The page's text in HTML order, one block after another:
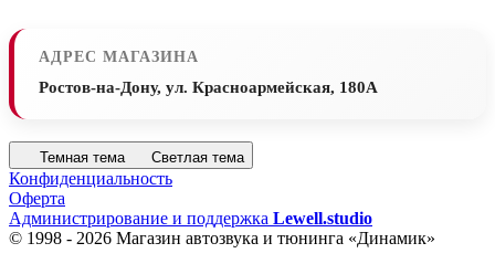
АДРЕС МАГАЗИНА
Ростов-на-Дону, ул. Красноармейская, 180А
Темная тема Светлая тема
Конфиденциальность
Оферта
Администрирование и поддержка Lewell.studio
© 1998 - 2026 Магазин автозвука и тюнинга «Динамик»